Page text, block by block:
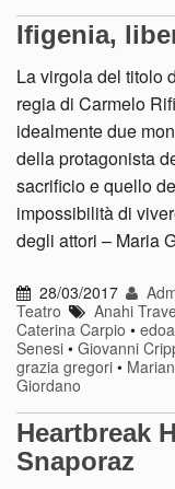
Ifigenia,
La virgola del titolo
regia di Carmelo
idealmente due
della protagonista
sacrificio e quello
impossibilità di
degli attori – Maria
28/03/2017
Teatro
Anahi
Caterina Carpio •
Senesi • Giovanni
grazia gregori •
Giordano
Heartbreak
Snaporaz